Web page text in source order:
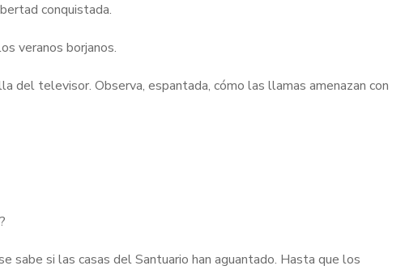
conquistada.
veranos borjanos.
del televisor. Observa, espantada, cómo las llamas amenazan con
sabe si las casas del Santuario han aguantado. Hasta que los